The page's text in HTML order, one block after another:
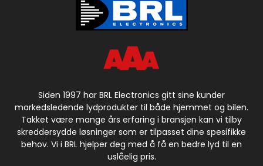
Siden 1997 har BRL Electronics gitt sine kunder
markedsledende lydprodukter til både hjemmet og bilen.
Takket være mange års erfaring i bransjen kan vi tilby
skreddersydde løsninger som er tilpasset dine spesifikke
behov. Vi i BRL hjelper deg med å få en bedre lyd til en
uslåelig pris.